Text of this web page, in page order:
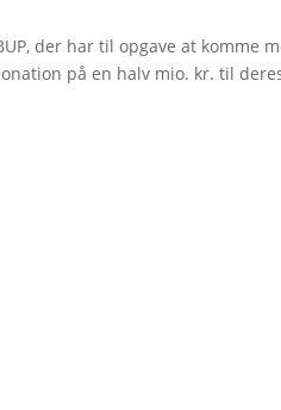
der har til opgave at komme
på en halv mio. kr. til